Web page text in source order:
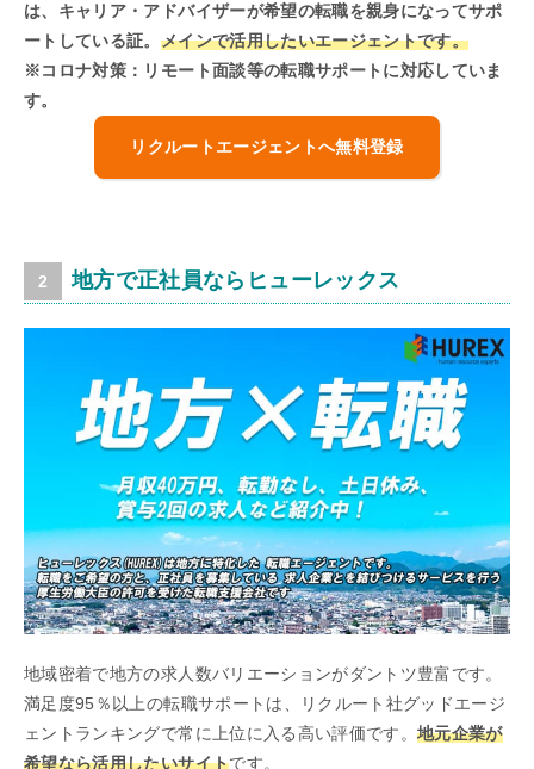
は、キャリア・アドバイザーが希望の転職を親身になってサポ
ートしている証。 メインで活用したいエージェントです。
※コロナ対策：リモート面談等の転職サポートに対応していま
す。
リクルートエージェントへ無料登録
地方で正社員ならヒューレックス
地域密着で地方の求人数バリエーションがダントツ豊富です。
満足度95％以上の転職サポートは、リクルート社グッドエージ
ェントランキングで常に上位に入る高い評価です。地元企業が
希望なら活用したいサイトです。